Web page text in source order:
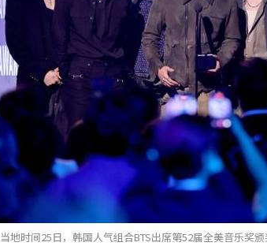
当地时间25日，韩国人气组合BTS出席第52届全美音乐奖颁